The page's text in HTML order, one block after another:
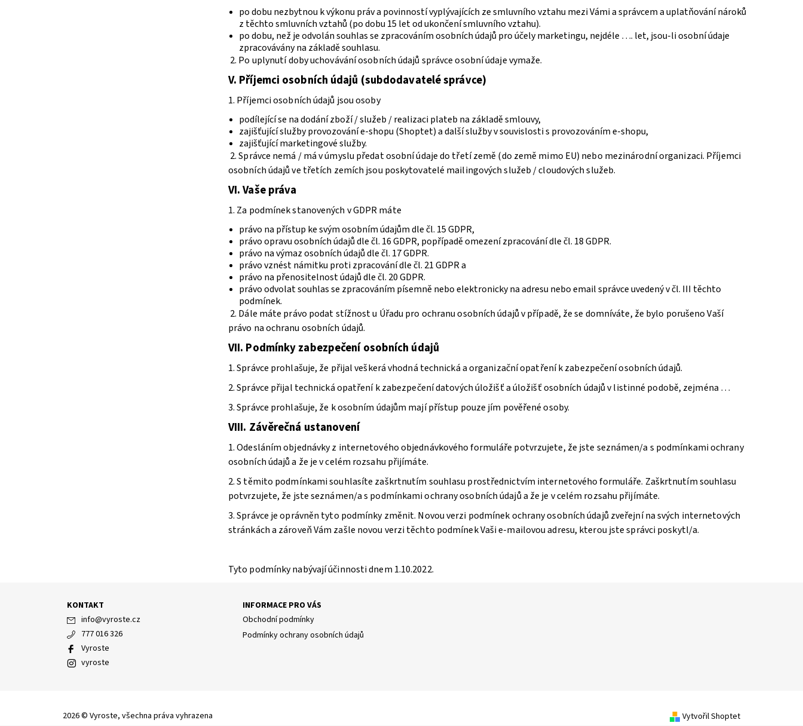
po dobu nezbytnou k výkonu práv a povinností vyplývajících ze smluvního vztahu mezi Vámi a správcem a uplatňování nároků
z těchto smluvních vztahů (po dobu 15 let od ukončení smluvního vztahu).
po dobu, než je odvolán souhlas se zpracováním osobních údajů pro účely marketingu, nejdéle …. let, jsou-li osobní údaje
zpracovávány na základě souhlasu.
2. Po uplynutí doby uchovávání osobních údajů správce osobní údaje vymaže.
V. Příjemci osobních údajů (subdodavatelé správce)
1. Příjemci osobních údajů jsou osoby
podílející se na dodání zboží / služeb / realizaci plateb na základě smlouvy,
zajišťující služby provozování e-shopu (Shoptet) a další služby v souvislosti s provozováním e-shopu,
zajišťující marketingové služby.
2. Správce nemá / má v úmyslu předat osobní údaje do třetí země (do země mimo EU) nebo mezinárodní organizaci. Příjemci
osobních údajů ve třetích zemích jsou poskytovatelé mailingových služeb / cloudových služeb.
VI.Vaše práva
1. Za podmínek stanovených v GDPR máte
právo na přístup ke svým osobním údajům dle čl. 15 GDPR,
právo opravu osobních údajů dle čl. 16 GDPR, popřípadě omezení zpracování dle čl. 18 GDPR.
právo na výmaz osobních údajů dle čl. 17 GDPR.
právo vznést námitku proti zpracování dle čl. 21 GDPR a
právo na přenositelnost údajů dle čl. 20 GDPR.
právo odvolat souhlas se zpracováním písemně nebo elektronicky na adresu nebo email správce uvedený v čl. III těchto
podmínek.
2. Dále máte právo podat stížnost u Úřadu pro ochranu osobních údajů v případě, že se domníváte, že bylo porušeno Vaší
právo na ochranu osobních údajů.
VII. Podmínky zabezpečení osobních údajů
1. Správce prohlašuje, že přijal veškerá vhodná technická a organizační opatření k zabezpečení osobních údajů.
2. Správce přijal technická opatření k zabezpečení datových úložišť a úložišť osobních údajů v listinné podobě, zejména …
3. Správce prohlašuje, že k osobním údajům mají přístup pouze jím pověřené osoby.
VIII. Závěrečná ustanovení
1. Odesláním objednávky z internetového objednávkového formuláře potvrzujete, že jste seznámen/a s podmínkami ochrany
osobních údajů a že je v celém rozsahu přijímáte.
2. S těmito podmínkami souhlasíte zaškrtnutím souhlasu prostřednictvím internetového formuláře. Zaškrtnutím souhlasu
potvrzujete, že jste seznámen/a s podmínkami ochrany osobních údajů a že je v celém rozsahu přijímáte.
3. Správce je oprávněn tyto podmínky změnit. Novou verzi podmínek ochrany osobních údajů zveřejní na svých internetových
stránkách a zároveň Vám zašle novou verzi těchto podmínek Vaši e-mailovou adresu, kterou jste správci poskytl/a.
Tyto podmínky nabývají účinnosti dnem 1.10.2022.
KONTAKT
info@vyroste.cz
777 016 326
Vyroste
vyroste
INFORMACE PRO VÁS
Obchodní podmínky
Podmínky ochrany osobních údajů
2026 © Vyroste, všechna práva vyhrazena Vytvořil Shoptet